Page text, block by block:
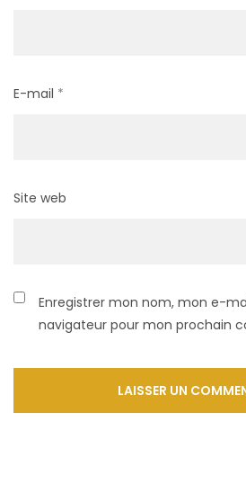
E-mail *
Site web
Enregistrer mon nom, mon e-
navigateur pour mon prochain